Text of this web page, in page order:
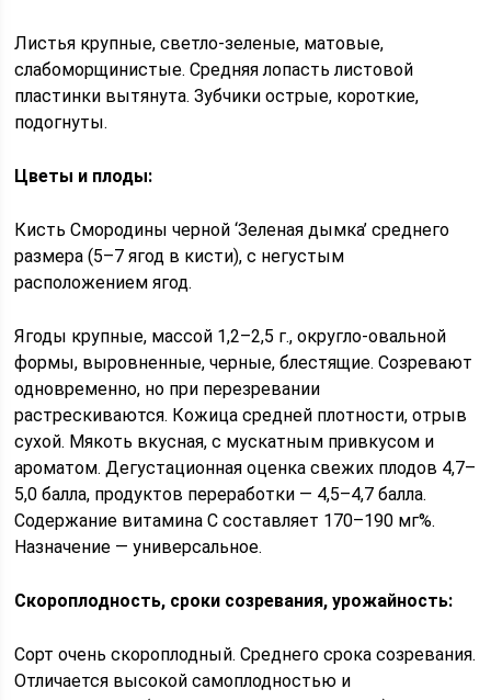
Листья крупные, светло-зеленые, матовые,
слабоморщинистые. Средняя лопасть листовой
пластинки вытянута. Зубчики острые, короткие,
подогнуты.
Цветы и плоды:
Кисть Смородины черной ‘Зеленая дымка’ среднего
размера (5–7 ягод в кисти), с негустым
расположением ягод.
Ягоды крупные, массой 1,2–2,5 г., округло-овальной
формы, выровненные, черные, блестящие. Созревают
одновременно, но при перезревании
растрескиваются. Кожица средней плотности, отрыв
сухой. Мякоть вкусная, с мускатным привкусом и
ароматом. Дегустационная оценка свежих плодов 4,7­–
5,0 балла, продуктов переработки — 4,5–4,7 балла.
Содержание витамина С составляет 170–190 мг%.
Назначение — универсальное.
Скороплодность, сроки созревания, урожайность:
Сорт очень скороплодный. Среднего срока созревания.
Отличается высокой самоплодностью и